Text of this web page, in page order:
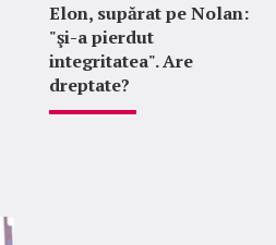
Elon, supărat pe Nolan:
"şi-a pierdut
integritatea". Are
dreptate?